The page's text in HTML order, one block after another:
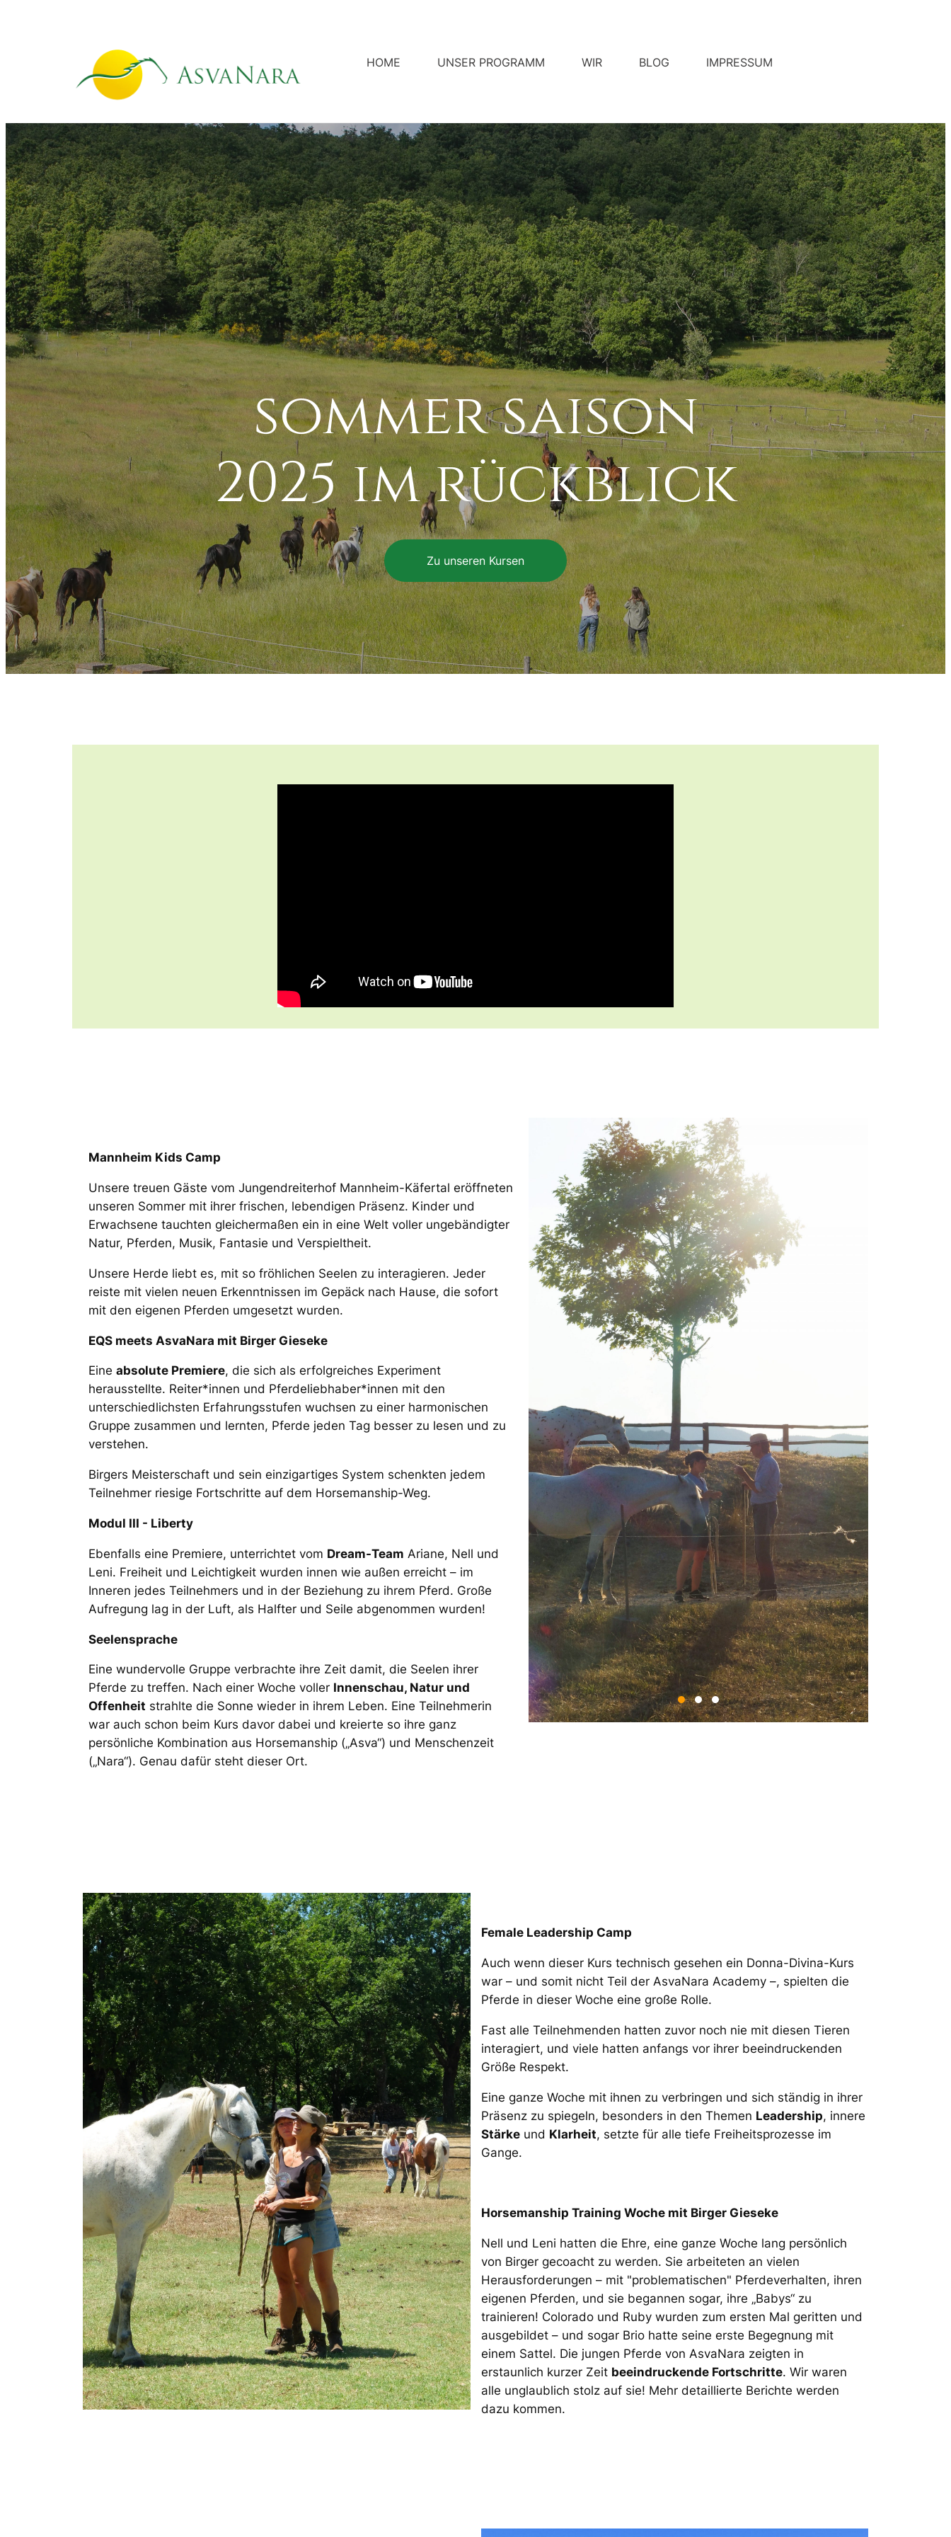
HOME UNSER PROGRAMM WIR BLOG IMPRESSUM
sommer saison
2025 im rückblick
Zu unseren Kursen
Mannheim Kids Camp
Unsere treuen Gäste vom Jungendreiterhof Mannheim-Käfertal eröffneten
unseren Sommer mit ihrer frischen, lebendigen Präsenz. Kinder und
Erwachsene tauchten gleichermaßen ein in eine Welt voller ungebändigter
Natur, Pferden, Musik, Fantasie und Verspieltheit.
Unsere Herde liebt es, mit so fröhlichen Seelen zu interagieren. Jeder
reiste mit vielen neuen Erkenntnissen im Gepäck nach Hause, die sofort
mit den eigenen Pferden umgesetzt wurden.
EQS meets AsvaNara mit Birger Gieseke
Eine absolute Premiere, die sich als erfolgreiches Experiment
herausstellte. Reiter*innen und Pferdeliebhaber*innen mit den
unterschiedlichsten Erfahrungsstufen wuchsen zu einer harmonischen
Gruppe zusammen und lernten, Pferde jeden Tag besser zu lesen und zu
verstehen.
Birgers Meisterschaft und sein einzigartiges System schenkten jedem
Teilnehmer riesige Fortschritte auf dem Horsemanship-Weg.
Modul III - Liberty
Ebenfalls eine Premiere, unterrichtet vom Dream-Team Ariane, Nell und
Leni. Freiheit und Leichtigkeit wurden innen wie außen erreicht – im
Inneren jedes Teilnehmers und in der Beziehung zu ihrem Pferd. Große
Aufregung lag in der Luft, als Halfter und Seile abgenommen wurden!
Seelensprache
Eine wundervolle Gruppe verbrachte ihre Zeit damit, die Seelen ihrer
Pferde zu treffen. Nach einer Woche voller Innenschau, Natur und
Offenheit strahlte die Sonne wieder in ihrem Leben. Eine Teilnehmerin
war auch schon beim Kurs davor dabei und kreierte so ihre ganz
persönliche Kombination aus Horsemanship („Asva“) und Menschenzeit
(„Nara“). Genau dafür steht dieser Ort.
Female Leadership Camp
Auch wenn dieser Kurs technisch gesehen ein Donna-Divina-Kurs
war – und somit nicht Teil der AsvaNara Academy –, spielten die
Pferde in dieser Woche eine große Rolle.
Fast alle Teilnehmenden hatten zuvor noch nie mit diesen Tieren
interagiert, und viele hatten anfangs vor ihrer beeindruckenden
Größe Respekt.
Eine ganze Woche mit ihnen zu verbringen und sich ständig in ihrer
Präsenz zu spiegeln, besonders in den Themen Leadership, innere
Stärkeund Klarheit, setzte für alle tiefe Freiheitsprozesse im
Gange.
Horsemanship Training Woche mit Birger Gieseke
Nell und Leni hatten die Ehre, eine ganze Woche lang persönlich
von Birger gecoacht zu werden. Sie arbeiteten an vielen
Herausforderungen – mit "problematischen" Pferdeverhalten, ihren
eigenen Pferden, und sie begannen sogar, ihre „Babys“ zu
trainieren! Colorado und Ruby wurden zum ersten Mal geritten und
ausgebildet – und sogar Brio hatte seine erste Begegnung mit
einem Sattel. Die jungen Pferde von AsvaNara zeigten in
erstaunlich kurzer Zeit beeindruckende Fortschritte. Wir waren
alle unglaublich stolz auf sie! Mehr detaillierte Berichte werden
dazu kommen.